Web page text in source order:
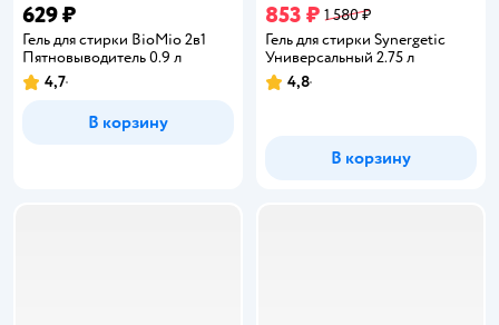
629 ₽
Гель для стирки BioMio 2в1
Пятновыводитель 0.9 л
Рейтинг:
4,7
В корзину
853 ₽ 1 580 ₽
Гель для стирки Synergetic
Универсальный 2.75 л
Рейтинг:
4,8
В корзину